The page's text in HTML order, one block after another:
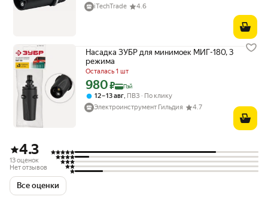
iTechTrade
4.6
Насадка ЗУБР для минимоек МИГ-180, 3
режима
Осталась 1 шт
Цена с картой Яндекс Пэй 980 ₽ вместо
980₽ Пэй
12 – 13 авг, ПВЗ
По клику
Электроинструмент Гильдия
4.7
4.3
13 оценок
Нет отзывов
Все оценки